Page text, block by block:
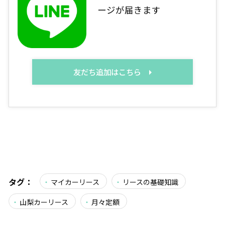
ージが届きます
友だち追加はこちら
タグ： マイカーリース
リースの基礎知識
山梨カーリース
月々定額